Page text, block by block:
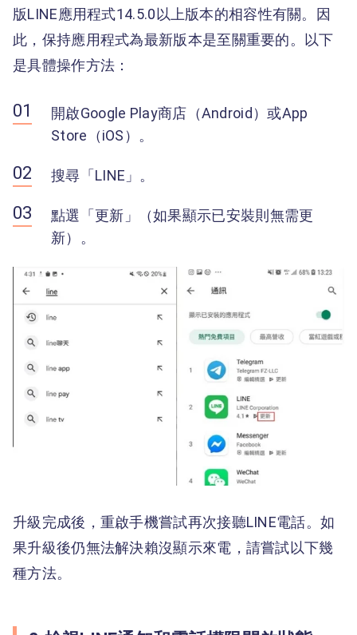
版LINE應用程式14.5.0以上版本的相容性有關。因
此，保持應用程式為最新版本是至關重要的。以下
是具體操作方法：
開啟Google Play商店（Android）或App
Store（iOS）。
搜尋「LINE」。
點選「更新」（如果顯示已安裝則無需更
新）。
升級完成後，重啟手機嘗試再次接聽LINE電話。如
果升級後仍無法解決賴沒顯示來電，請嘗試以下幾
種方法。